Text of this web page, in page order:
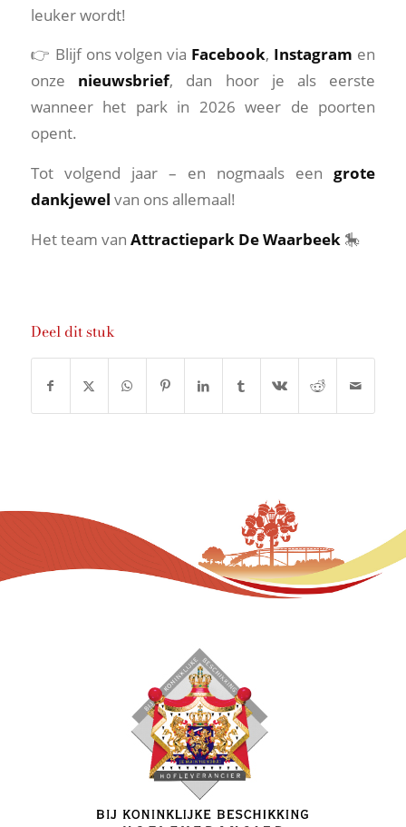
leuker wordt!
👉 Blijf ons volgen via Facebook, Instagram en
onze nieuwsbrief, dan hoor je als eerste
wanneer het park in 2026 weer de poorten
opent.
Tot volgend jaar – en nogmaals eengrote
dankjewel van ons allemaal!
Het team van Attractiepark De Waarbeek🎠
Deel dit stuk